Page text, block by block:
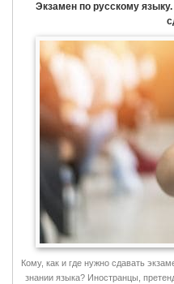
Экзамен по русскому
Кому, как и где нужно сдавать
знании языка? Иностранцы,